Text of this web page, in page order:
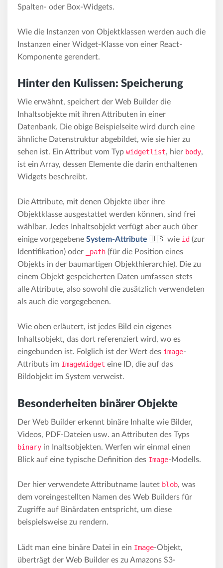
Spalten- oder Box-Widgets.
Wie die Instanzen von Objektklassen werden auch die
Instanzen einer Widget-Klasse von einer React-
Komponente gerendert.
Hinter den Kulissen: Speicherung
Wie erwähnt, speichert der Web Builder die
Inhaltsobjekte mit ihren Attributen in einer
Datenbank. Die obige Beispielseite wird durch eine
ähnliche Datenstruktur abgebildet, wie sie hier zu
sehen ist. Ein Attribut vom Typ widgetlist, hier body,
ist ein Array, dessen Elemente die darin enthaltenen
Widgets beschreibt.
Die Attribute, mit denen Objekte über ihre
Objektklasse ausgestattet werden können, sind frei
wählbar. Jedes Inhaltsobjekt verfügt aber auch über
einige vorgegebene System-Attribute 🇺🇸 wie id (zur
Identifikation) oder
_path (für die Position eines
Objekts in der baumartigen Objekthierarchie). Die zu
einem Objekt gespeicherten Daten umfassen stets
alle Attribute, also sowohl die zusätzlich verwendeten
als auch die vorgegebenen.
Wie oben erläutert, ist jedes Bild ein eigenes
Inhaltsobjekt, das dort referenziert wird, wo es
eingebunden ist. Folglich ist der Wert des image-
Attributs im ImageWidget eine ID, die auf das
Bildobjekt im System verweist.
Besonderheiten binärer Objekte
Der Web Builder erkennt binäre Inhalte wie Bilder,
Videos, PDF-Dateien usw. an Attributen des Typs
binary in Inaltsobjekten. Werfen wir einmal einen
Blick auf eine typische Definition des Image-Modells.
Der hier verwendete Attributname lautet blob, was
dem voreingestellten Namen des Web Builders für
Zugriffe auf Binärdaten entspricht, um diese
beispielsweise zu rendern.
Lädt man eine binäre Datei in ein Image-Objekt,
überträgt der Web Builder es zu Amazons S3-